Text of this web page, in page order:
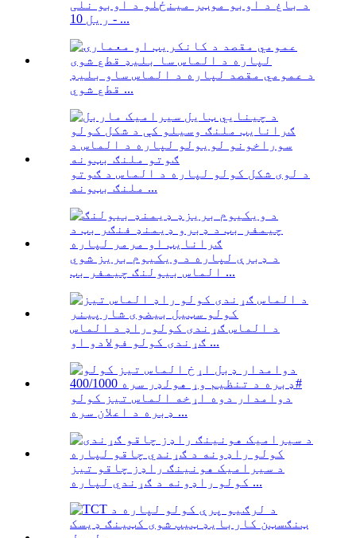
د باغ د اوبو موټر مینځلو د اوبو نلی
ریل 10 - ...
د عمومي مقصد لپاره د الماس ساو بلیډ
قطع شوي ...
د لوی شکل کولو لپاره د الماس د ګوتو
ملنګ بټونه ...
د ډبرې لپاره د ویکیوم بریز شوي
الماس بیولنګ چیمفر بټ ...
د الماس ګړندی کولو راډ د الماس
ګړندی کولو فولادو او ...
دوامدار دوه اړخه الماس تیز کولو
ډبره د اعلان سره ...
د سیرامیک هونینګ راډز چاقو تیز
کولو راډونه د ګړندي لپاره ...